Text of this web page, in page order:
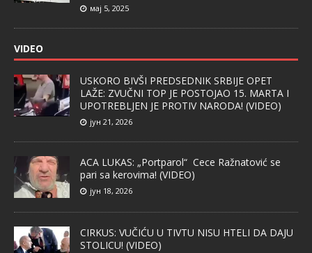
мај 5, 2025
VIDEO
USKORO BIVŠI PREDSEDNIK SRBIJE OPET
LAŽE: ZVUČNI TOP JE POSTOJAO 15. MARTA I
UPOTREBLJEN JE PROTIV NARODA! (VIDEO)
јун 21, 2026
ACA LUKAS: „Portparol“ Cece Ražnatović se
pari sa kerovima! (VIDEO)
јун 18, 2026
CIRKUS: VUČIĆU U TIVTU NISU HTELI DA DAJU
STOLICU! (VIDEO)